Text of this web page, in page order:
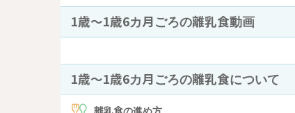
1歳〜1歳6カ月ごろの離乳食動画
1歳〜1歳6カ月ごろの離乳食について
離乳食の進め方